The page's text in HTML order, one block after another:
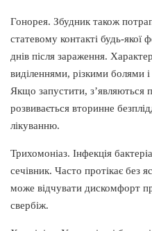
Гонорея. Збудник також
статевому контакті будь-якої
днів після зараження.
виділеннями, різкими болями
Якщо запустити, з’являються
розвивається вторинне
лікуванню.
Трихомоніаз. Інфекція
сечівник. Часто протікає без
може відчувати дискомфорт
свербіж.